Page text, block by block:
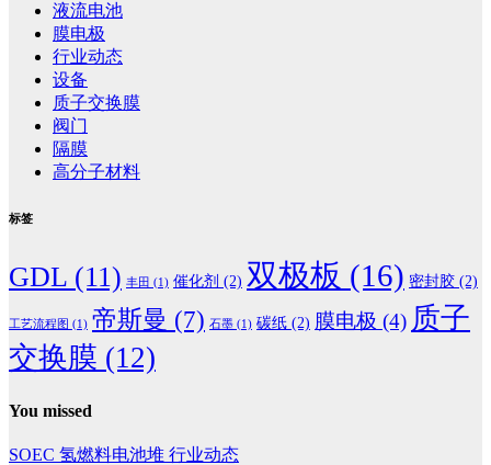
液流电池
膜电极
行业动态
设备
质子交换膜
阀门
隔膜
高分子材料
标签
GDL (11) 丰田 (1) 催化剂 (2) 双极板 (16) 密封胶 (2)
工艺流程图 (1) 帝斯曼 (7) 石墨 (1) 碳纸 (2) 膜电极 (4) 质子
交换膜 (12)
You missed
SOEC 氢燃料电池堆 行业动态